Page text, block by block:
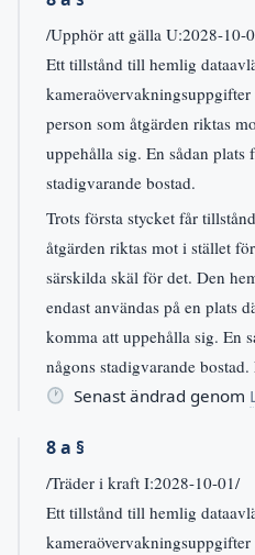
/Upphör att gälla U:2028-10-
Ett tillstånd till hemlig
kameraövervakningsuppgifter
person som åtgärden riktas
uppehålla sig. En sådan plats
stadigvarande bostad.
Trots första stycket får
åtgärden riktas mot i stället
särskilda skäl för det. Den
endast användas på en plats
komma att uppehålla sig. En
någons stadigvarande
Senast ändrad genom
8 a §
/Träder i kraft I:2028-10-01/
Ett tillstånd till hemlig
kameraövervakningsuppgifter